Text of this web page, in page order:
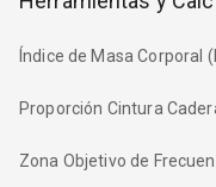
Índice de Masa Corporal
Proporción Cintura
Zona Objetivo de